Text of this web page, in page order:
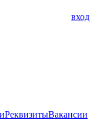
вход
РеквизитыВакансии